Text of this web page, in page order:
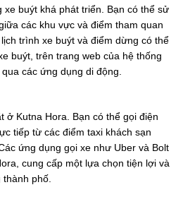
xe buýt khá phát triển. Bạn có thể sử
các khu vực và điểm tham quan
trình xe buýt và điểm dừng có thể
buýt, trên trang web của hệ thống
các ứng dụng di động.
ở Kutna Hora. Bạn có thể gọi điện
tiếp từ các điểm taxi khách sạn
ứng dụng gọi xe như Uber và Bolt
cung cấp một lựa chọn tiện lợi và
thành phố.